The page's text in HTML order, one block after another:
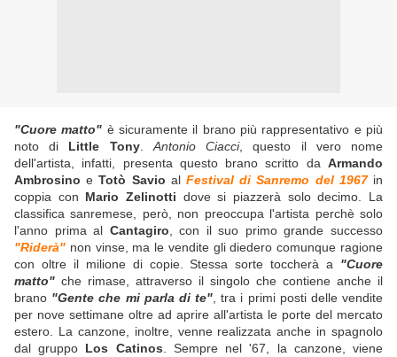
"Cuore matto" è sicuramente il brano più rappresentativo e più
noto di Little Tony. Antonio Ciacci, questo il vero nome
dell'artista, infatti, presenta questo brano scritto da Armando
Ambrosino eTotò Savio alFestival di Sanremo del 1967in
coppia con Mario Zelinotti dove si piazzerà solo decimo. La
classifica sanremese, però, non preoccupa l'artista perchè solo
l'anno prima al Cantagiro , con il suo primo grande successo
"Riderà" non vinse, ma le vendite gli diedero comunque ragione
con oltre il milione di copie. Stessa sorte toccherà a "Cuore
matto" che rimase, attraverso il singolo che contiene anche il
brano "Gente che mi parla di te" , tra i primi posti delle vendite
per nove settimane oltre ad aprire all'artista le porte del mercato
estero. La canzone, inoltre, venne realizzata anche in spagnolo
dal gruppo Los Catinos . Sempre nel '67, la canzone, viene